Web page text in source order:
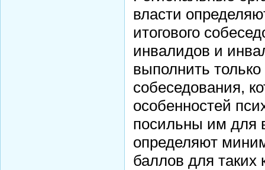
власти
итогового
инвалидов и
выполнить
собеседования,
особенностей
посильны им для
определяют
баллов для таких